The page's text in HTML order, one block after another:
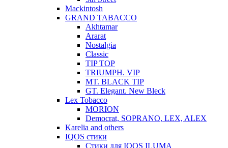
Mackintosh
GRAND TABACCO
Akhtamar
Ararat
Nostalgia
Classic
TIP TOP
TRIUMPH. VIP
MT. BLACK TIP
GT. Elegant. New Bleck
Lex Tobacco
MORION
Democrat, SOPRANO, LEX, ALEX
Karelia and others
IQOS стики
Стики для IQOS ILUMA